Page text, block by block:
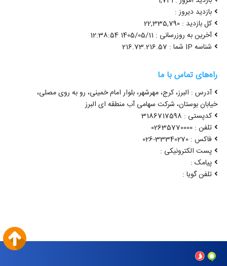
بازدید دیروز :
کل بازدید : 22,335,790
آخرین به روزرسانی : 1405/05/11 12:38:54
شناسه IP شما : 216.73.216.57
راه‌های تماس با ما
آدرس : البرز، کرج، مهرشهر، بلوار امام خمینی، رو به روی مصلی،
خیابان بوستان، شرکت سهامی آب منطقه ای البرز
کدپستی : 3186717598
تلفن : 02635770000
فاکس : 33340270-026
پست الکترونیکی :
پیامک :
تلفن گویا :